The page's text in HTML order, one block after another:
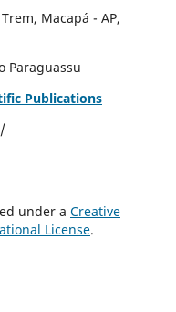
Macapá - AP,
Paraguassu
Publications
/
under a Creative
License.